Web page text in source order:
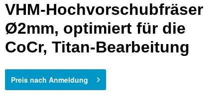
VHM-Hochvorschubfräser
Ø2mm, optimiert für die
CoCr, Titan-Bearbeitung
Preis nach Anmeldung